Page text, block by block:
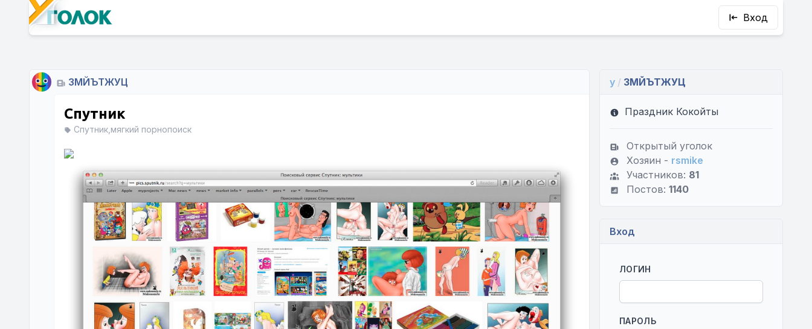
Вход
ЗМЙЪТЖУЦ
Спутник
Спутник,мягкий порнопоиск
y / ЗМЙЪТЖУЦ
Праздник Кокойты
Открытый уголок
Хозяин - rsmike
Участников: 81
Постов: 1140
Вход
ЛОГИН
ПАРОЛЬ